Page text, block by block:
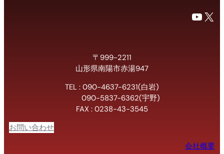
YouTube X
〒999-2211
山形県南陽市赤湯947
TEL : 090-4637-6231(白岩)
090-5837-6362(宇野)
FAX : 0238-43-3545
お問い合わせ
会社概要